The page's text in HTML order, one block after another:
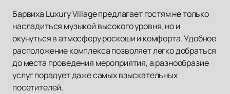
Барвиха Luxury Village предлагает гостям не только
насладиться музыкой высокого уровня, но и
окунуться в атмосферу роскоши и комфорта. Удобное
расположение комплекса позволяет легко добраться
до места проведения мероприятия, а разнообразие
услуг порадует даже самых взыскательных
посетителей.